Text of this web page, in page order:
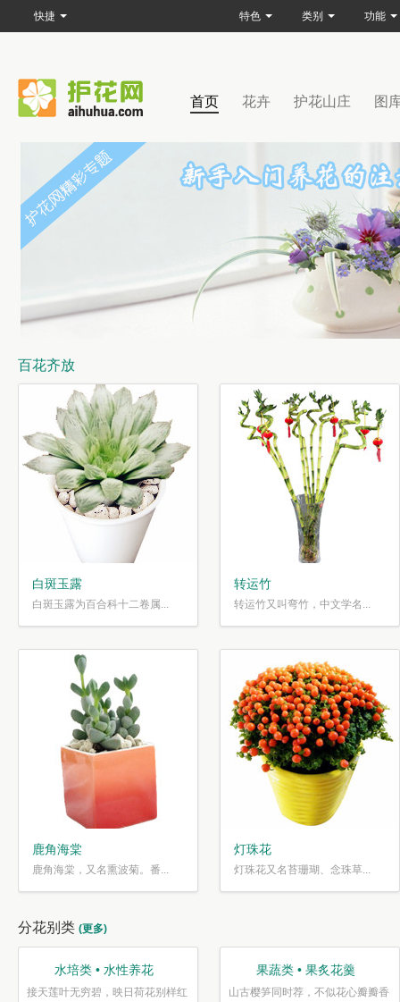
首页 花卉 护花山庄 图
百花齐放
白斑玉露
白斑玉露为百合科十二卷属...
转运竹
转运竹又叫弯竹，中文学名...
鹿角海棠
鹿角海棠，又名熏波菊。番...
灯珠花
灯珠花又名苔珊瑚、念珠草...
分花别类 (更多)
水培类 • 水性养花
接天莲叶无穷碧，映日荷花别样红
果蔬类 • 果炙花羹
山古樱笋同时荐，不似花心瓣瓣香
快捷 特色 类别 功能